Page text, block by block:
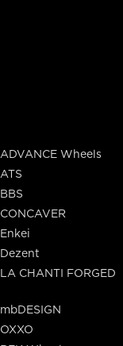
ADVANCE Wheels
ATS
BBS
CONCAVER
Enkei
Dezent
LA CHANTI FORGED
mbDESIGN
OXXO